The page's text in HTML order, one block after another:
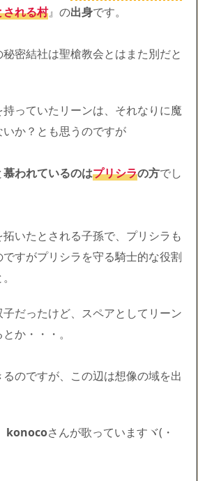
される村』の出身です。
密結社は聖槍教会とはまた別だと
っていたリーンは、それなりに魔
か？とも思うのですが
慕われているのはプリシラの方でし
いたとされる子孫で、プリシラも
すがプリシラを守る騎士的な役割
だったけど、スペアとしてリーン
か・・・。
のですが、この辺は想像の域を出
konocoさんが歌っていますヾ(・